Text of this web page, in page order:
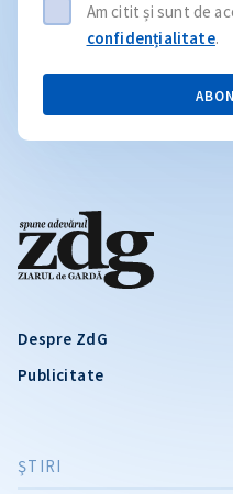
Despre ZdG
Publicitate
ŞTIRI
Am citit și sunt de
confidențialitate.